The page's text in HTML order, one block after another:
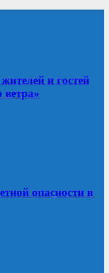
и гостей
опасности в